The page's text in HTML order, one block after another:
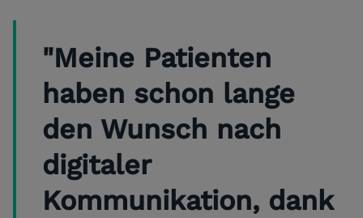
"Meine Patienten
haben schon lange
den Wunsch nach
digitaler
Kommunikation, dank